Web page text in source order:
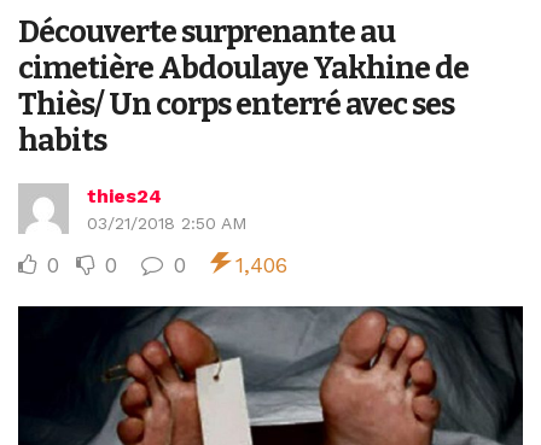
Découverte surprenante au
cimetière Abdoulaye Yakhine de
Thiès/ Un corps enterré avec ses
habits
thies24
03/21/2018 2:50 AM
0 0 0 1,406